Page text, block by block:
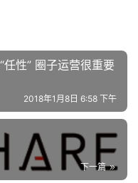
性” 圈子运营很重要
2018年1月8日 6:58 下午
下一篇